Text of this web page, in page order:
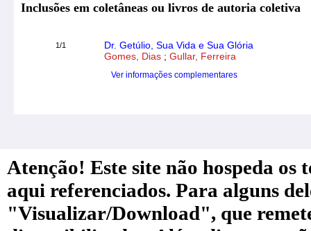
Inclusões em coletâneas ou livros de autoria coletiva
1/1
Dr. Getúlio, Sua Vida e Sua Glória
Gomes, Dias ; Gullar, Ferreira
Ver informações complementares
Atenção! Este site não hospeda
aqui referenciados. Para alguns
"Visualizar/Download", que